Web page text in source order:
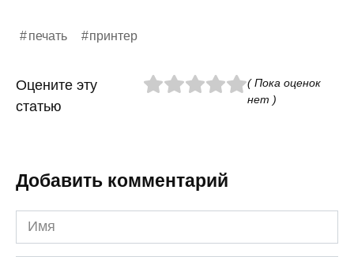
печать принтер
Оцените эту
статью
( Пока оценок
нет )
Добавить комментарий
Имя
*